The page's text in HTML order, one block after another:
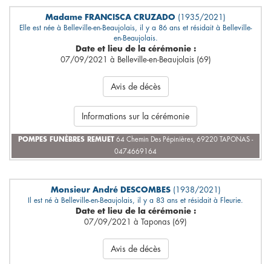
Madame FRANCISCA CRUZADO (1935/2021)
Elle est née à Belleville-en-Beaujolais, il y a 86 ans et résidait à Belleville-
en-Beaujolais.
Date et lieu de la cérémonie :
07/09/2021 à Belleville-en-Beaujolais (69)
Avis de décès
Informations sur la cérémonie
POMPES FUNÈBRES REMUET 64 Chemin Des Pépinières, 69220 TAPONAS -
0474669164
Monsieur André DESCOMBES (1938/2021)
Il est né à Belleville-en-Beaujolais, il y a 83 ans et résidait à Fleurie.
Date et lieu de la cérémonie :
07/09/2021 à Taponas (69)
Avis de décès